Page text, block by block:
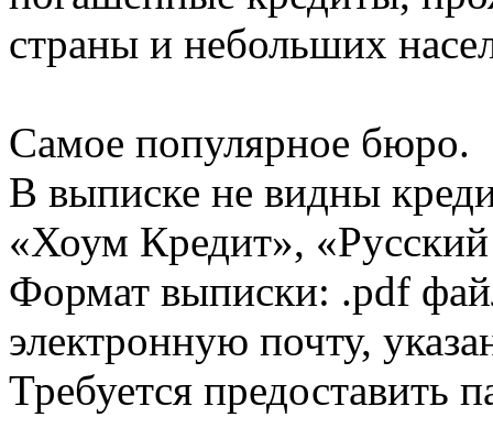
страны и небольших
Самое популярное бюро.
В выписке не видны
«Хоум Кредит»,
Формат выписки: .pdf
электронную почту,
Требуется предоставить